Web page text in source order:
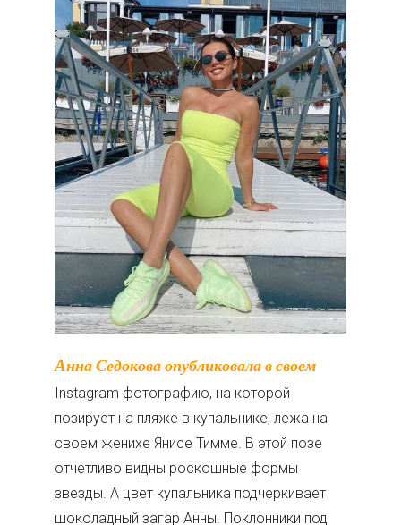
Анна Седокова опубликовала в своем
Instagram фотографию, на которой
позирует на пляже в купальнике, лежа на
своем женихе Янисе Тимме. В этой позе
отчетливо видны роскошные формы
звезды. А цвет купальника подчеркивает
шоколадный загар Анны. Поклонники под